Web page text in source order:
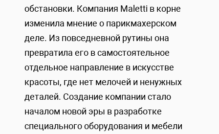
обстановки. Компания Maletti в корне
изменила мнение о парикмахерском
деле. Из повседневной рутины она
превратила его в самостоятельное
отдельное направление в искусстве
красоты, где нет мелочей и ненужных
деталей. Создание компании стало
началом новой эры в разработке
специального оборудования и мебели